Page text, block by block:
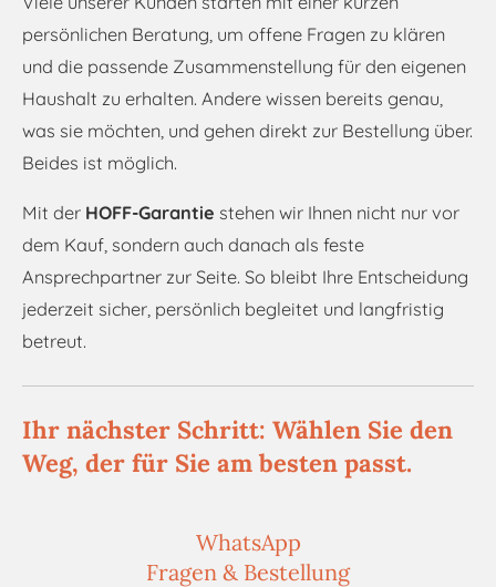
persönlichen Beratung, um offene Fragen zu klären
und die passende Zusammenstellung für den eigenen
Haushalt zu erhalten. Andere wissen bereits genau,
was sie möchten, und gehen direkt zur Bestellung über.
Beides ist möglich.
Mit der HOFF-Garantie stehen wir Ihnen nicht nur vor
dem Kauf, sondern auch danach als feste
Ansprechpartner zur Seite. So bleibt Ihre Entscheidung
jederzeit sicher, persönlich begleitet und langfristig
betreut.
Ihr nächster Schritt: Wählen Sie den
Weg, der für Sie am besten passt.
WhatsApp
Fragen & Bestellung